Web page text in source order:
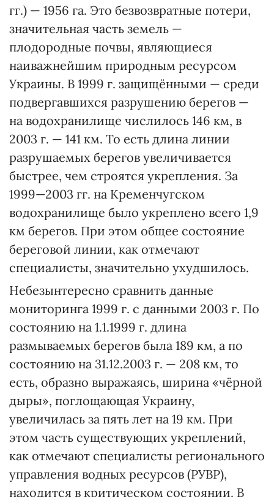
гг.) — 1956 га. Это безвозвратные потери,
значительная часть земель —
плодородные почвы, являющиеся
наиважнейшим природным ресурсом
Украины. В 1999 г. защищёнными — среди
подвергавшихся разрушению берегов —
на водохранилище числилось 146 км, в
2003 г. — 141 км. То есть длина линии
разрушаемых берегов увеличивается
быстрее, чем строятся укрепления. За
1999—2003 гг. на Кременчугском
водохранилище было укреплено всего 1,9
км берегов. При этом общее состояние
береговой линии, как отмечают
специалисты, значительно ухудшилось.
Небезынтересно сравнить данные
мониторинга 1999 г. с данными 2003 г. По
состоянию на 1.1.1999 г. длина
размываемых берегов была 189 км, а по
состоянию на 31.12.2003 г. — 208 км, то
есть, образно выражаясь, ширина «чёрной
дыры», поглощающая Украину,
увеличилась за пять лет на 19 км. При
этом часть существующих укреплений,
как отмечают специалисты регионального
управления водных ресурсов (РУВР),
находится в критическом состоянии. В